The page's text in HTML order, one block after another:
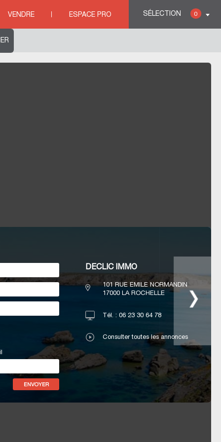
SÉLECTION 0
VENDRE ESPACE PRO
DECLIC IMMO
101 RUE EMILE NORMANDIN
17000 LA ROCHELLE
Tél. :06 23 30 64 78
Consulter toutes les annonces